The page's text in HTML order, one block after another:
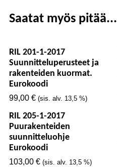
Saatat myös pitää...
RIL 201-1-2017
Suunnitteluperusteet ja
rakenteiden kuormat.
Eurokoodi
99,00 € (sis. alv. 13,5 %)
RIL 205-1-2017
Puurakenteiden
suunnitteluohje
Eurokoodi
103,00 € (sis. alv. 13,5 %)